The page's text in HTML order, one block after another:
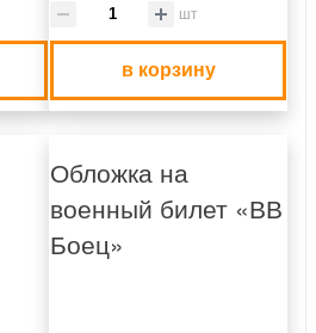
шт
в корзину
Обложка на
военный билет «ВВ
Боец»